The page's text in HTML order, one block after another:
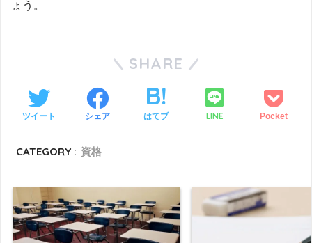
ょう。
SHARE
ツイート シェア はてブ LINE Pocket
CATEGORY : 資格